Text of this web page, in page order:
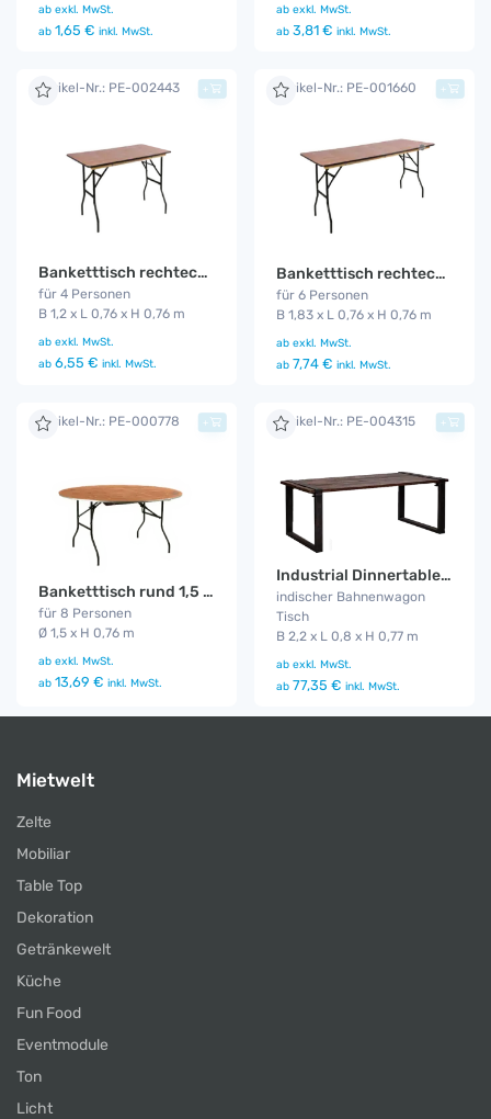
ab exkl. MwSt.
ab 1,65 € inkl. MwSt.
ab exkl. MwSt.
ab 3,81 € inkl. MwSt.
Artikel-Nr.: PE-002443
Banketttisch rechteckig 1,2 m
für 4 Personen
B 1,2 x L 0,76 x H 0,76 m
ab exkl. MwSt.
ab 6,55 € inkl. MwSt.
+ Artikel-Nr.: PE-001660
Banketttisch rechteckig 1,83 m
für 6 Personen
B 1,83 x L 0,76 x H 0,76 m
ab exkl. MwSt.
ab 7,74 € inkl. MwSt.
+
Artikel-Nr.: PE-000778
Banketttisch rund 1,5 m
für 8 Personen
Ø 1,5 x H 0,76 m
ab exkl. MwSt.
ab 13,69 € inkl. MwSt.
+ Artikel-Nr.: PE-004315
Industrial Dinnertable 2,2 m
indischer Bahnenwagon
Tisch
B 2,2 x L 0,8 x H 0,77 m
ab exkl. MwSt.
ab 77,35 € inkl. MwSt.
+
Mietwelt
Zelte
Mobiliar
Table Top
Dekoration
Getränkewelt
Küche
Fun Food
Eventmodule
Ton
Licht